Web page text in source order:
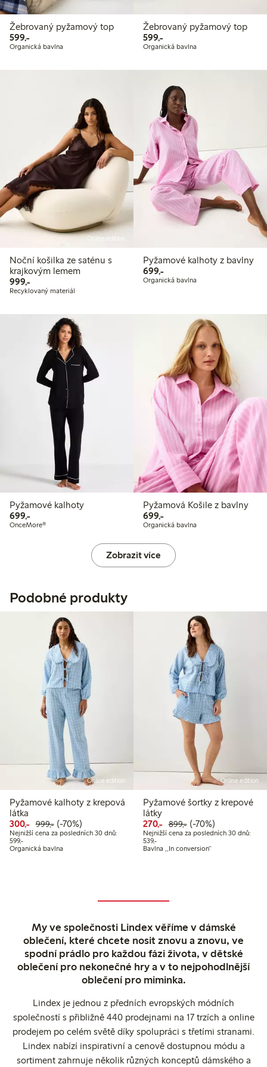
Žebrovaný pyžamový top
599,-599,00 Kč
Organická bavlna
Žebrovaný pyžamový top
599,-599,00 Kč
Organická bavlna
Online edition
Noční košilka ze saténu s
krajkovým lemem
999,-999,00 Kč
Recyklovaný materiál
Pyžamové kalhoty z bavlny
699,-699,00 Kč
Organická bavlna
Pyžamové kalhoty
699,-699,00 Kč
OnceMore®
Pyžamová Košile z bavlny
699,-699,00 Kč
Organická bavlna
Zobrazit více
Podobné produkty
Online edition
Pyžamové kalhoty z krepová
látka
300,- Snížená cena: 300,00 Kč
999,-Běžná cena: 999,00 Kč
70% sleva
(-70%)
Nejnižší cena za posledních 30 dnů:
599,-Nejnižší cena za posledních 30 dnů: 599,00 Kč
Organická bavlna
Online edition
Pyžamové šortky z krepové
látky
270,- Snížená cena: 270,00 Kč
899,-Běžná cena: 899,00
70% sleva
(-70%)
Nejnižší cena za posledních 30 dnů:
539,-Nejnižší cena za posledních 30 dnů:
Bavlna ,,In conversion“
My ve společnosti Lindex věříme v dámské
oblečení, které chcete nosit znovu a znovu, ve
spodní prádlo pro každou fázi života, v dětské
oblečení pro nekonečné hry a v to nejpohodlnější
oblečení pro miminka.
Lindex je jednou z předních evropských módních
společností s přibližně 440 prodejnami na 17 trzích a online
prodejem po celém světě díky spolupráci s třetími stranami.
Lindex nabízí inspirativní a cenově dostupnou módu a
sortiment zahrnuje několik různých konceptů dámského a